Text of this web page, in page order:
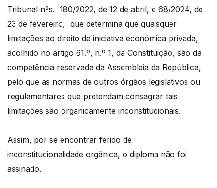
Tribunal nºs. 180/2022, de 12 de abril, e 68/2024, de
23 de fevereiro, que determina que quaisquer
limitações ao direito de iniciativa económica privada,
acolhido no artigo 61.º, n.º 1, da Constituição, são da
competência reservada da Assembleia da República,
pelo que as normas de outros órgãos legislativos ou
regulamentares que pretendam consagrar tais
limitações são organicamente inconstitucionais.
Assim, por se encontrar ferido de
inconstitucionalidade orgânica, o diploma não foi
assinado.